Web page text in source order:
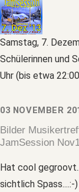
Samstag, 7.
Schülerinnen und
Uhr (bis etwa 22:00
03 NOVEMBER
Bilder
JamSession
Hat cool
sichtlich Spass....:-